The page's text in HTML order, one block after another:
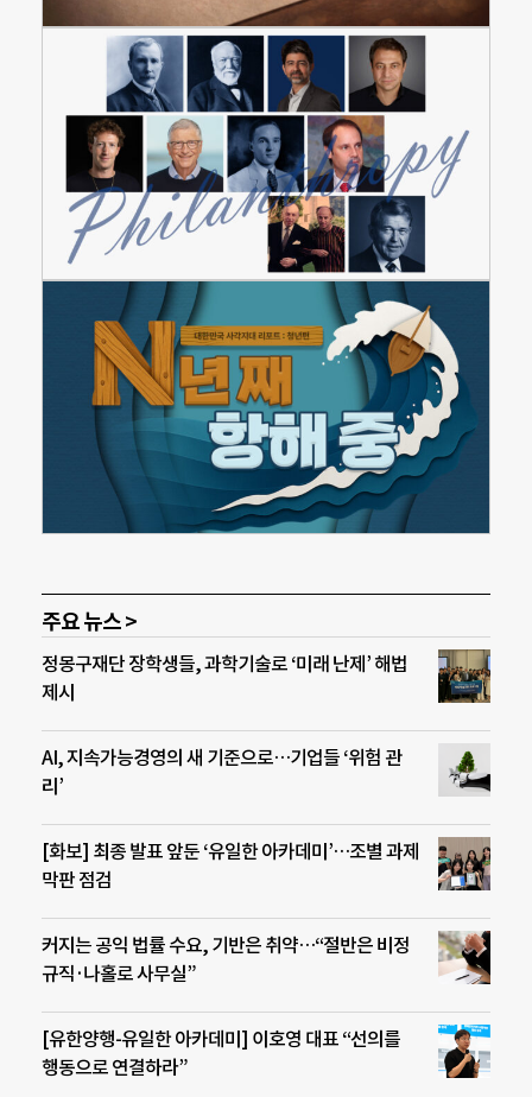
주요 뉴스 >
정몽구재단 장학생들, 과학기술로 ‘미래 난제’ 해법
제시
AI, 지속가능경영의 새 기준으로…기업들 ‘위험 관
리’
[화보] 최종 발표 앞둔 ‘유일한 아카데미’…조별 과제
막판 점검
커지는 공익 법률 수요, 기반은 취약…“절반은 비정
규직·나홀로 사무실”
[유한양행-유일한 아카데미] 이호영 대표 “선의를
행동으로 연결하라”